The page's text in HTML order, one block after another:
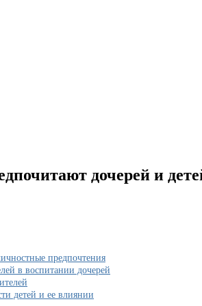
дочерей и
предпочтения
в воспитании дочерей
детей и ее влиянии